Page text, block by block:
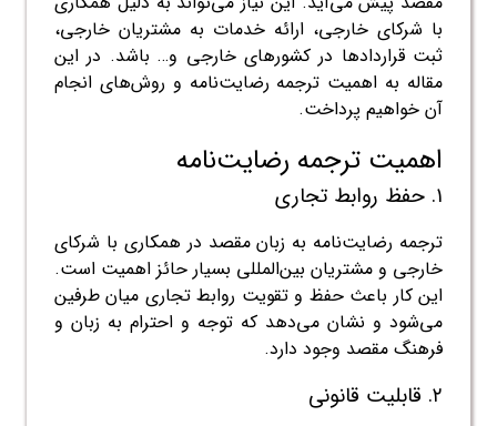
با شرکای خارجی، ارائه خدمات به مشتریان خارجی،
ثبت قراردادها در کشورهای خارجی و… باشد. در این
مقاله به اهمیت ترجمه رضایت‌نامه و روش‌های انجام
آن خواهیم پرداخت.
اهمیت ترجمه رضایت‌نامه
۱. حفظ روابط تجاری
ترجمه رضایت‌نامه به زبان مقصد در همکاری با شرکای
خارجی و مشتریان بین‌المللی بسیار حائز اهمیت است.
این کار باعث حفظ و تقویت روابط تجاری میان طرفین
می‌شود و نشان می‌دهد که توجه و احترام به زبان و
فرهنگ مقصد وجود دارد.
۲. قابلیت قانونی